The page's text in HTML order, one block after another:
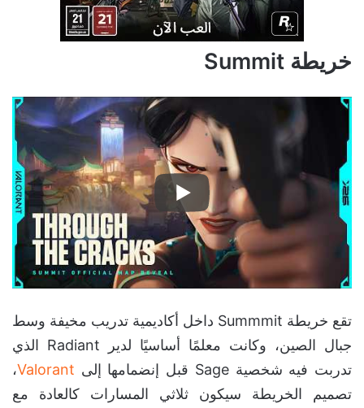
خريطة Summit
تقع خريطة Summmit داخل أكاديمية تدريب مخيفة وسط
جبال الصين، وكانت معلمًا أساسيًا لدير Radiant الذي
تدربت فيه شخصية Sage قبل إنضمامها إلى
Valorant،
تصميم الخريطة سيكون ثلاثي المسارات كالعادة مع